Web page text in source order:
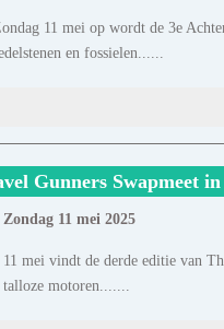
11 mei op wordt de 3e
en fossielen......
Gunners Swapmeet
11 mei 2025
mei vindt de derde editie van
talloze motoren.......